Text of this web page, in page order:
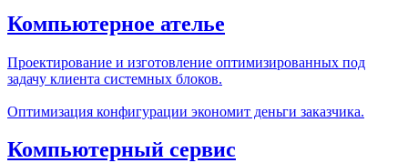
Компьютерное ателье
Проектирование и изготовление оптимизированных под
задачу клиента системных блоков.
Оптимизация конфигурации экономит деньги заказчика.
Компьютерный сервис